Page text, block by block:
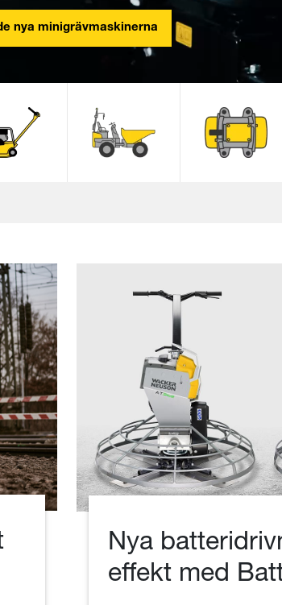
nya minigrävmaskinerna
Nya
effekt med